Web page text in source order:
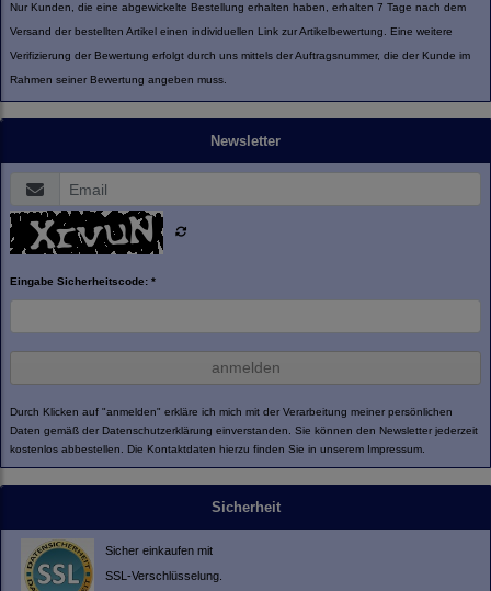
Nur Kunden, die eine abgewickelte Bestellung erhalten haben, erhalten 7 Tage nach dem
Versand der bestellten Artikel einen individuellen Link zur Artikelbewertung. Eine weitere
Verifizierung der Bewertung erfolgt durch uns mittels der Auftragsnummer, die der Kunde im
Rahmen seiner Bewertung angeben muss.
Newsletter
Eingabe Sicherheitscode: *
anmelden
Durch Klicken auf "anmelden" erkläre ich mich mit der Verarbeitung meiner persönlichen
Daten gemäß der Datenschutzerklärung einverstanden. Sie können den Newsletter jederzeit
kostenlos abbestellen. Die Kontaktdaten hierzu finden Sie in unserem Impressum.
Sicherheit
Sicher einkaufen mit
SSL-Verschlüsselung.